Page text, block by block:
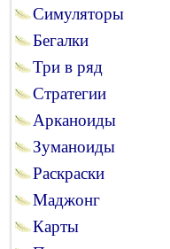
Симуляторы
Бегалки
Три в ряд
Стратегии
Арканоиды
Зуманоиды
Раскраски
Маджонг
Карты